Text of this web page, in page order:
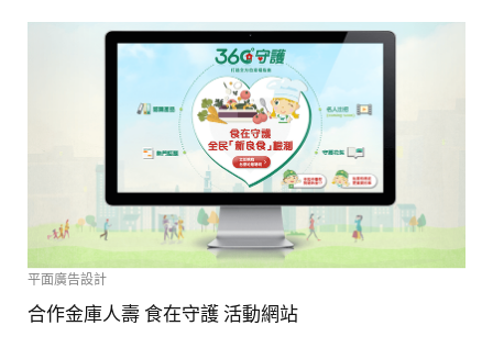
平面廣告設計
合作金庫人壽 食在守護 活動網站